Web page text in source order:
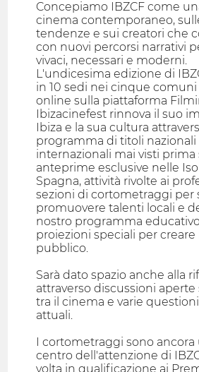
Concepiamo IBZCF come
cinema contemporaneo,
tendenze e sui creatori che
con nuovi percorsi narrativi
vivaci, necessari e moderni.
L'undicesima edizione di
in 10 sedi nei cinque comuni
online sulla piattaforma
Ibizacinefest rinnova il suo
Ibiza e la sua cultura
programma di titoli nazionali
internazionali mai visti prima
anteprime esclusive nelle
Spagna, attività rivolte ai
sezioni di cortometraggi per
promuovere talenti locali e
nostro programma
proiezioni speciali per creare
pubblico.
Sarà dato spazio anche alla
attraverso discussioni
tra il cinema e varie
attuali.
I cortometraggi sono ancora
centro dell'attenzione di
volta in qualificazione ai